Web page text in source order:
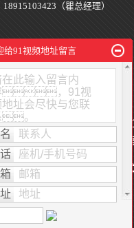
（瞿总经理）
用户至上
www.dizigui9.com/ 江苏
苏ICP备
热推产品| 主营
：电力检测公司
给91视频地址留言
在此输入留言内
，91视
地址会尽快与您联
。
联系人
座机/手机号码
邮箱
地址